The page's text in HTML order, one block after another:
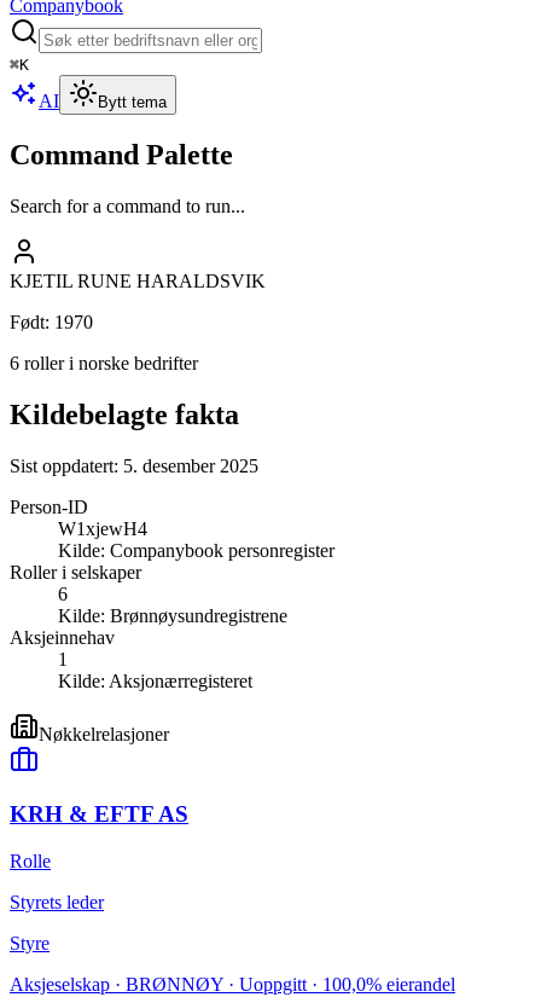
Companybook
⌘K
AI Bytt tema
Command Palette
Search for a command to run...
KJETIL RUNE HARALDSVIK
Født: 1970
6 roller i norske bedrifter
Kildebelagte fakta
Sist oppdatert: 5. desember 2025
Person-ID
W1xjewH4
Kilde: Companybook personregister
Roller i selskaper
6
Kilde: Brønnøysundregistrene
Aksjeinnehav
1
Kilde: Aksjonærregisteret
Nøkkelrelasjoner
KRH & EFTF AS
Rolle
Styrets leder
Styre
Aksjeselskap · BRØNNØY · Uoppgitt · 100,0% eierandel